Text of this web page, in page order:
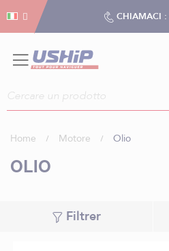
CHIAMACI :
Home Motore Olio
OLIO
Filtrer
Gestion dei cookies
Gestion dei cookies